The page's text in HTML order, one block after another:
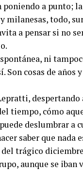
a punto;
milanesas, todo,
a pensar si no
ni
Son cosas de años
tiempo, cómo
deslumbrar a
saber que nada
trágico
aunque se iban